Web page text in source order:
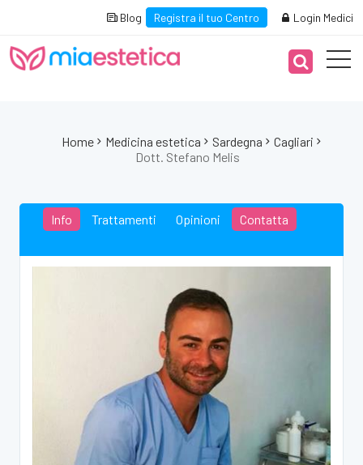
Blog Registra il tuo Centro Login Medici
Home Medicina estetica Sardegna
Cagliari
Dott. Stefano Melis
Info Trattamenti Opinioni Contatta